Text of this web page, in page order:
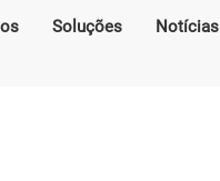
Soluções Notícias